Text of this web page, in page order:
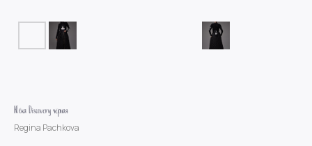
Юбка Discovery чёрная
Regina Pachkova